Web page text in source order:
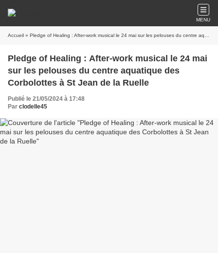
MENU
Accueil » Pledge of Healing : After-work musical le 24 mai sur les pelouses du centre aquatique des Corbolottes à St Jean de la Ruelle
Pledge of Healing : After-work musical le 24 mai
sur les pelouses du centre aquatique des
Corbolottes à St Jean de la Ruelle
Publié le 21/05/2024 à 17:48
Par clodelle45